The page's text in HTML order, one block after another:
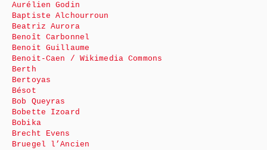
Aurélien Godin
Baptiste Alchourroun
Beatriz Aurora
Benoît Carbonnel
Benoit Guillaume
Benoit-Caen / Wikimedia Commons
Berth
Bertoyas
Bésot
Bob Queyras
Bobette Izoard
Bobika
Brecht Evens
Bruegel l’Ancien